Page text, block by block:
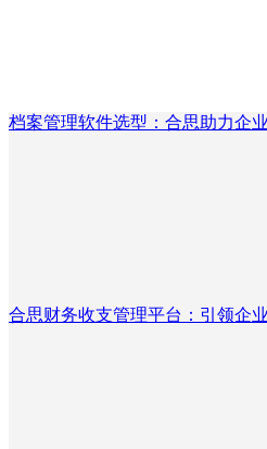
档案管理软件选型：合思助力企
合思财务收支管理平台：引领企